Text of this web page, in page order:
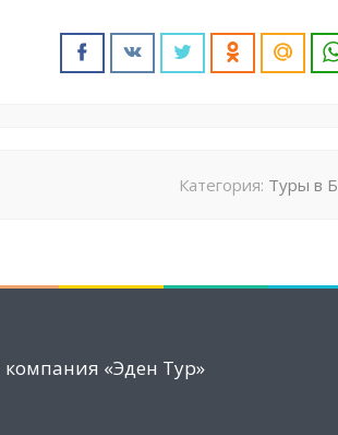
Категория: Туры в
компания «Эден Тур»